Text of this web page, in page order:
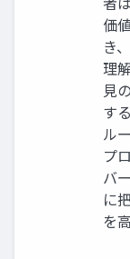
価
き
理
見
す
ル
プ
バ
に
を